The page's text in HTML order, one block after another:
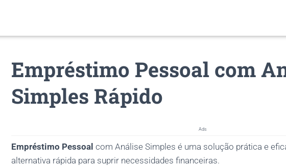
Empréstimo Pessoal com
Simples Rápido
Ads
Empréstimo Pessoal com Análise Simples é uma solução prática e
alternativa rápida para suprir necessidades financeiras.